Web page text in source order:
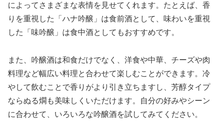
によってさまざまな表情を見せてくれます。たとえば、香
りを重視した「ハナ吟醸」は食前酒として、味わいを重視
した「味吟醸」は食中酒としてもおすすめです。
また、吟醸酒は和食だけでなく、洋食や中華、チーズや肉
料理など幅広い料理と合わせて楽しむことができます。冷
やして飲むことで香りがより引き立ちますし、芳醇タイプ
ならぬる燗も美味しくいただけます。自分の好みやシーン
に合わせて、いろいろな吟醸酒を試してみてください。